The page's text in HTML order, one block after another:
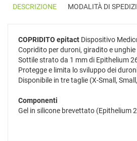
DESCRIZIONE MODALITÀ DI
COPRIDITO epitact Dispositivo
Copridito per duroni, giradito e unghie
Sottile strato da 1 mm di Epithelium
Protegge e limita lo sviluppo dei
Disponibile in tre taglie (X-Small,
Componenti
Gel in silicone brevettato (Epithelium